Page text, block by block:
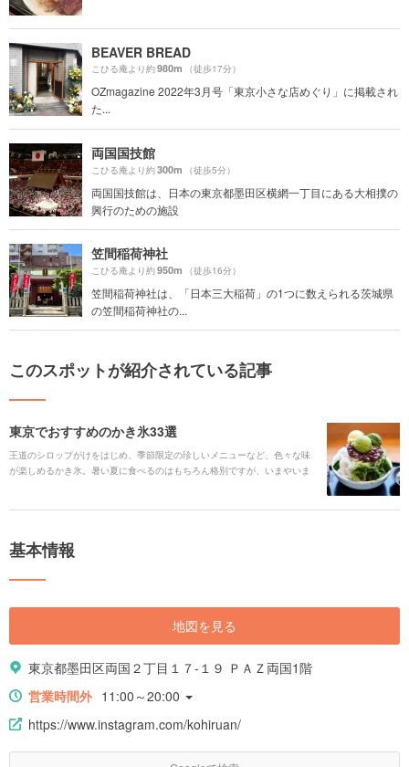
BEAVER BREAD
こひる庵より約980m （徒歩17分）
OZmagazine 2022年3月号「東京小さな店めぐり」に掲載され
た...
両国国技館
こひる庵より約300m （徒歩5分）
両国国技館は、日本の東京都墨田区横網一丁目にある大相撲の
興行のための施設
笠間稲荷神社
こひる庵より約950m （徒歩16分）
笠間稲荷神社は、「日本三大稲荷」の1つに数えられる茨城県
の笠間稲荷神社の...
このスポットが紹介されている記事
東京でおすすめのかき氷33選
王道のシロップがけをはじめ、季節限定の珍しいメニューなど、色々な味
が楽しめるかき氷。暑い夏に食べるのはもちろん格別ですが、いまやいま
基本情報
地図を見る
東京都墨田区両国２丁目１７-１９ ＰＡＺ両国1階
営業時間外 11:00～20:00
https://www.instagram.com/kohiruan/